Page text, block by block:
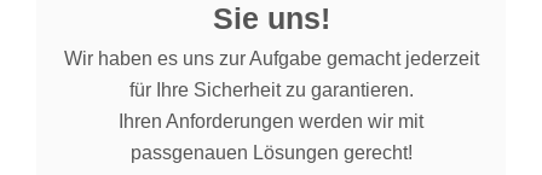
Sie uns!
Wir haben es uns zur Aufgabe gemacht jederzeit
für Ihre Sicherheit zu garantieren.
Ihren Anforderungen werden wir mit
passgenauen Lösungen gerecht!